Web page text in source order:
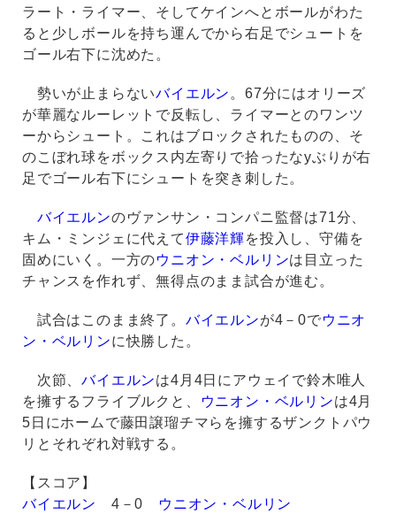
ラート・ライマー、そしてケインへとボールがわた
ると少しボールを持ち運んでから右足でシュートを
ゴール右下に沈めた。
勢いが止まらないバイエルン。67分にはオリーズ
が華麗なルーレットで反転し、ライマーとのワンツ
ーからシュート。これはブロックされたものの、そ
のこぼれ球をボックス内左寄りで拾ったなyぶりが右
足でゴール右下にシュートを突き刺した。
バイエルンのヴァンサン・コンパニ監督は71分、
キム・ミンジェに代えて伊藤洋輝を投入し、守備を
固めにいく。一方のウニオン・ベルリンは目立った
チャンスを作れず、無得点のまま試合が進む。
試合はこのまま終了。 バイエルンが4－0でウニオ
ン・ベルリンに快勝した。
次節、バイエルンは4月4日にアウェイで鈴木唯人
を擁するフライブルクと、
ウニオン・ベルリンは4月
5日にホームで藤田譲瑠チマらを擁するザンクトパウ
リとそれぞれ対戦する。
【スコア】
バイエルン
4－0 ウニオン・ベルリン